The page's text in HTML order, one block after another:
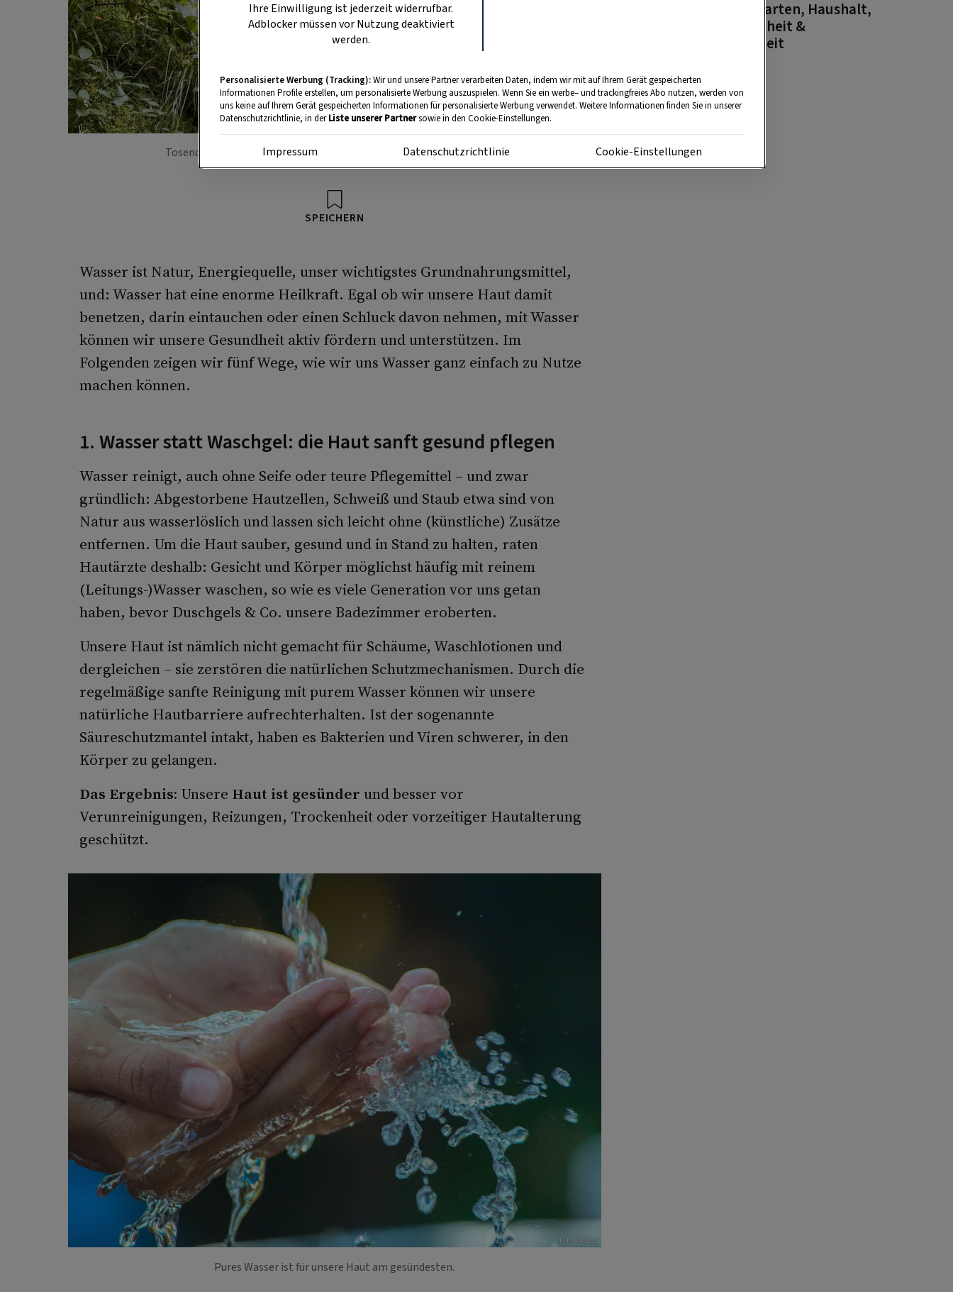
Tosend sucht sich das Wasser seinen Weg ins Tal, um uns zu erfrischen.
SPEICHERN
Wasser ist Natur, Energiequelle, unser wichtigstes Grundnahrungsmittel,
und: Wasser hat eine enorme Heilkraft. Egal ob wir unsere Haut damit
benetzen, darin eintauchen oder einen Schluck davon nehmen, mit Wasser
können wir unsere Gesundheit aktiv fördern und unterstützen. Im
Folgenden zeigen wir fünf Wege, wie wir uns Wasser ganz einfach zu Nutze
machen können.
1. Wasser statt Waschgel: die Haut sanft gesund pflegen
Wasser reinigt, auch ohne Seife oder teure Pflegemittel – und zwar
gründlich: Abgestorbene Hautzellen, Schweiß und Staub etwa sind von
Natur aus wasserlöslich und lassen sich leicht ohne (künstliche) Zusätze
entfernen. Um die Haut sauber, gesund und in Stand zu halten, raten
Hautärzte deshalb: Gesicht und Körper möglichst häufig mit reinem
(Leitungs-)Wasser waschen, so wie es viele Generation vor uns getan
haben, bevor Duschgels & Co. unsere Badezimmer eroberten.
Unsere Haut ist nämlich nicht gemacht für Schäume, Waschlotionen und
dergleichen – sie zerstören die natürlichen Schutzmechanismen. Durch die
regelmäßige sanfte Reinigung mit purem Wasser können wir unsere
natürliche Hautbarriere aufrechterhalten. Ist der sogenannte
Säureschutzmantel intakt, haben es Bakterien und Viren schwerer, in den
Körper zu gelangen.
Das Ergebnis: Unsere Haut ist gesünder und besser vor
Verunreinigungen, Reizungen, Trockenheit oder vorzeitiger Hautalterung
geschützt.
Foto: Pixabay
Pures Wasser ist für unsere Haut am gesündesten.
2026: Garten, Haushalt,
Gesundheit &
Schönheit
Ihre Einwilligung ist jederzeit widerrufbar.
Adblocker müssen vor Nutzung deaktiviert
werden.
Personalisierte Werbung (Tracking):Wir und unsere Partner verarbeiten Daten, indem wir mit auf Ihrem Gerät gespeicherten
Informationen Profile erstellen, um personalisierte Werbung auszuspielen. Wenn Sie ein werbe– und trackingfreies Abo nutzen, werden von
uns keine auf Ihrem Gerät gespeicherten Informationen für personalisierte Werbung verwendet. Weitere Informationen finden Sie in unserer
Datenschutzrichtlinie, in derListe unserer Partnersowie in den Cookie-Einstellungen.
Impressum Datenschutzrichtlinie Cookie-Einstellungen